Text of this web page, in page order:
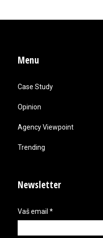
Menu
Case Study
Opinion
Agency Viewpoint
Trending
Newsletter
Vaš email *